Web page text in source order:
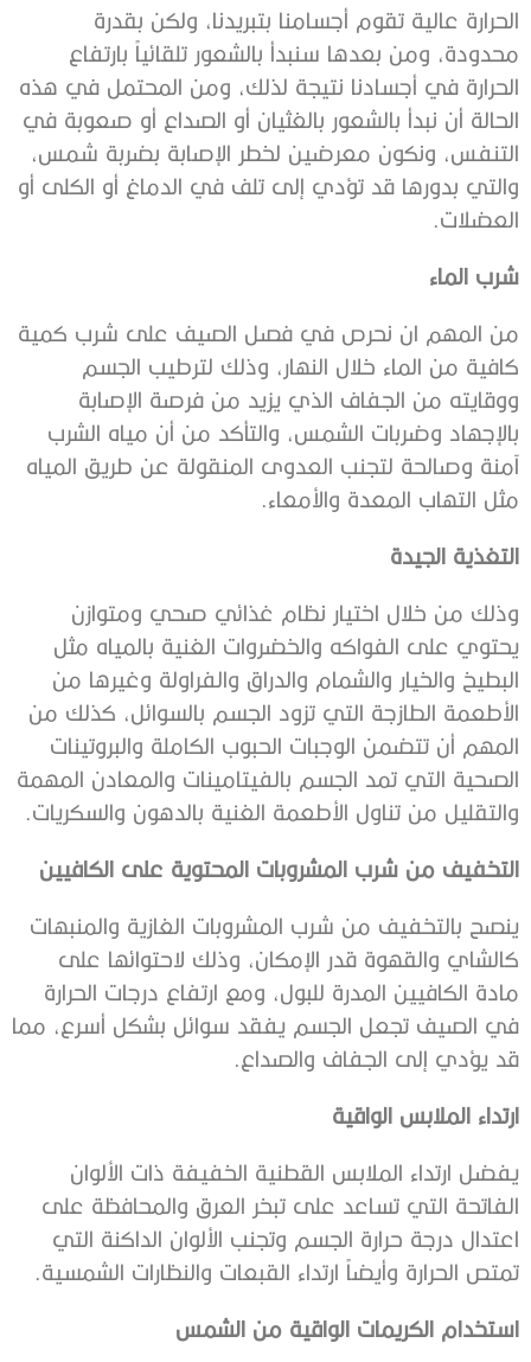
الحرارة عالية تقوم أجسامنا بتبريدنا، ولكن بقدرة
محدودة، ومن بعدها سنبدأ بالشعور تلقائياً بارتفاع
الحرارة في أجسادنا نتيجة لذلك، ومن المحتمل في هذه
الحالة أن نبدأ بالشعور بالغثيان أو الصداع أو صعوبة في
التنفس، ونكون معرضين لخطر الإصابة بضربة شمس،
والتي بدورها قد تؤدي إلى تلف في الدماغ أو الكلى أو
العضلات.
شرب الماء
من المهم ان نحرص في فصل الصيف على شرب كمية
كافية من الماء خلال النهار، وذلك لترطيب الجسم
ووقايته من الجفاف الذي يزيد من فرصة الإصابة
بالإجهاد وضربات الشمس، والتأكد من أن مياه الشرب
آمنة وصالحة لتجنب العدوى المنقولة عن طريق المياه
مثل التهاب المعدة والأمعاء.
التغذية الجيدة
وذلك من خلال اختيار نظام غذائي صحي ومتوازن
يحتوي على الفواكه والخضروات الغنية بالمياه مثل
البطيخ والخيار والشمام والدراق والفراولة وغيرها من
الأطعمة الطازجة التي تزود الجسم بالسوائل، كذلك من
المهم أن تتضمن الوجبات الحبوب الكاملة والبروتينات
الصحية التي تمد الجسم بالفيتامينات والمعادن المهمة
والتقليل من تناول الأطعمة الغنية بالدهون والسكريات.
التخفيف من شرب المشروبات المحتوية على الكافيين
ينصح بالتخفيف من شرب المشروبات الغازية والمنبهات
كالشاي والقهوة قدر الإمكان، وذلك لاحتوائها على
مادة الكافيين المدرة للبول، ومع ارتفاع درجات الحرارة
في الصيف تجعل الجسم يفقد سوائل بشكل أسرع، مما
قد يؤدي إلى الجفاف والصداع.
ارتداء الملابس الواقية
يفضل ارتداء الملابس القطنية الخفيفة ذات الألوان
الفاتحة التي تساعد على تبخر العرق والمحافظة على
اعتدال درجة حرارة الجسم وتجنب الألوان الداكنة التي
تمتص الحرارة وأيضاً ارتداء القبعات والنظارات الشمسية.
استخدام الكريمات الواقية من الشمس